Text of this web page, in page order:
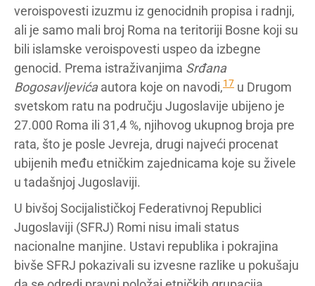
veroispovesti izuzmu iz genocidnih propisa i radnji,
ali je samo mali broj Roma na teritoriji Bosne koji su
bili islamske veroispovesti uspeo da izbegne
genocid. Prema istraživanjima Srđana
Bogosavljevićaautora koje on navodi,17 u Drugom
svetskom ratu na području Jugoslavije ubijeno je
27.000 Roma ili 31,4 %, njihovog ukupnog broja pre
rata, što je posle Jevreja, drugi najveći procenat
ubijenih među etničkim zajednicama koje su živele
u tadašnjoj Jugoslaviji.
U bivšoj Socijalističkoj Federativnoj Republici
Jugoslaviji (SFRJ) Romi nisu imali status
nacionalne manjine. Ustavi republika i pokrajina
bivše SFRJ pokazivali su izvesne razlike u pokušaju